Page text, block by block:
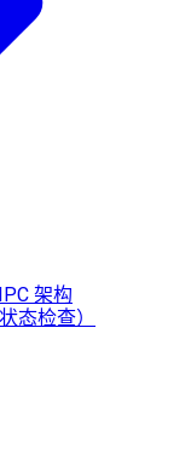
态检查）
架构